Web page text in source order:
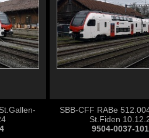
SBB-CFF RABe
St.Fiden
9504-0037-